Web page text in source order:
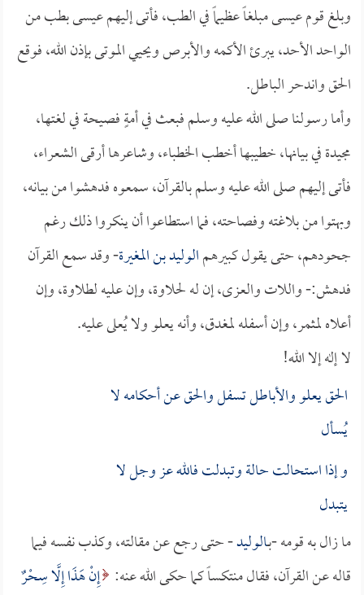
وبلغ قوم عيسى مبلغاً عظيماً في الطب، فأتى إليهم عيسى بطب من
الواحد الأحد، يبرئ الأكمه والأبرص ويحيي الموتى بإذن الله، فوقع
الحق واندحر الباطل.
وأما رسولنا صلى الله عليه وسلم فبعث في أمةٍ فصيحة في لغتها،
مجيدة في بيانها، خطيبها أخطب الخطباء، وشاعرها أرقى الشعراء،
فأتى إليهم صلى الله عليه وسلم بالقرآن، سمعوه فدهشوا من بيانه،
وبهتوا من بلاغته وفصاحته، فما استطاعوا أن ينكروا ذلك رغم
جحودهم، حتى يقول كبيرهمالوليد بن المغيرة- وقد سمع القرآن
فدهش:- واللات والعزى، إن له لحلاوة، وإن عليه لطلاوة، وإن
أعلاه لمثمر، وإن أسفله لمغدق، وأنه يعلو ولا يُعلى عليه.
لا إله إلا الله!
الحق يعلو والأباطل تسفل والحق عن أحكامه لا
يُسأل
و إذا استحالت حالة وتبدلت فالله عز وجل لا
يتبدل
ما زال به قومه -بـالوليد- حتى رجع عن مقالته، وكذب نفسه فيما
قاله عن القرآن، فقال منتكساً كما حكى الله عنه: إِنْ هَذَا إِلَّا سِحْرٌ